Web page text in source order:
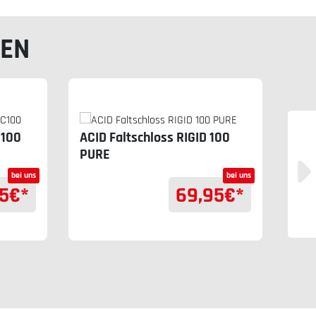
bei uns
€*
ACID Faltschloss RIGID 100
PURE
bei uns
69,95€*